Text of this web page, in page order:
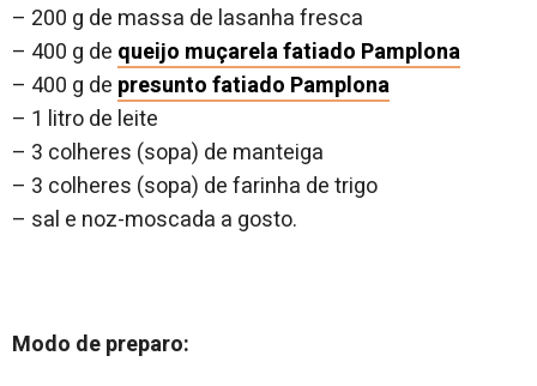
– 200 g de massa de lasanha fresca
– 400 g de queijo muçarela fatiado Pamplona
– 400 g de presunto fatiado Pamplona
– 1 litro de leite
– 3 colheres (sopa) de manteiga
– 3 colheres (sopa) de farinha de trigo
– sal e noz-moscada a gosto.
Modo de preparo: